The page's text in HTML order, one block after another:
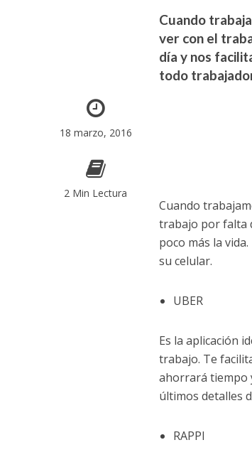
18 marzo, 2016
2 Min Lectura
Cuando
ver con el
día y nos
todo
Cuando
trabajo por falta
poco más la
su celular.
UBER
Es la aplicación
trabajo. Te
ahorrará tiempo
últimos detalles
RAPPI